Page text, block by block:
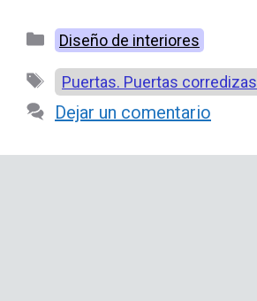
Categorías
Diseño de interiores
Etiquetas
Puertas. Puertas corredizas
Dejar un comentario